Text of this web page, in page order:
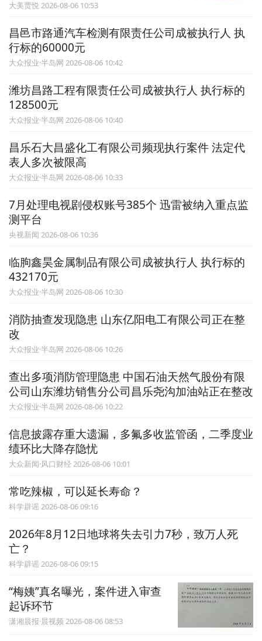
大美贾悦 2026-08-06 10:53
昌邑市路通汽车检测有限责任公司成被执行人 执
行标的60000元
大众报业·半岛网 2026-08-06 10:42
潍坊昌路工程有限责任公司成被执行人 执行标的
128500元
大众报业·半岛网 2026-08-06 10:40
昌乐石大昌盛化工有限公司频现执行案件 法定代
表人多次被限高
大众报业·半岛网 2026-08-06 10:33
7月处理电视剧侵权账号385个 迅雷被纳入重点监
测平台
央视新闻 2026-08-06 10:36
临朐鑫昊金属制品有限公司成被执行人 执行标的
432170元
大众报业·半岛网 2026-08-06 10:30
消防抽查发现隐患 山东亿阳电工有限公司正在整
改
大众报业·半岛网 2026-08-06 10:26
查出多项消防管理隐患 中国石油天然气股份有限
公司山东潍坊销售分公司昌乐尧沟加油站正在整改
大众报业·半岛网 2026-08-06 10:22
信息披露存重大遗漏，多氟多收监管函，二季度业
绩环比大降存隐忧
大众新闻·风口财经 2026-08-06 10:01
常吃辣椒，可以延长寿命？
科学辟谣 2026-08-06 09:16
2026年8月12日地球将失去引力7秒，致万人死
亡？
科学辟谣 2026-08-06 09:15
“梅姨”真名曝光，案件进入审查
起诉环节
潇湘晨报·晨视频 2026-08-06 08:53